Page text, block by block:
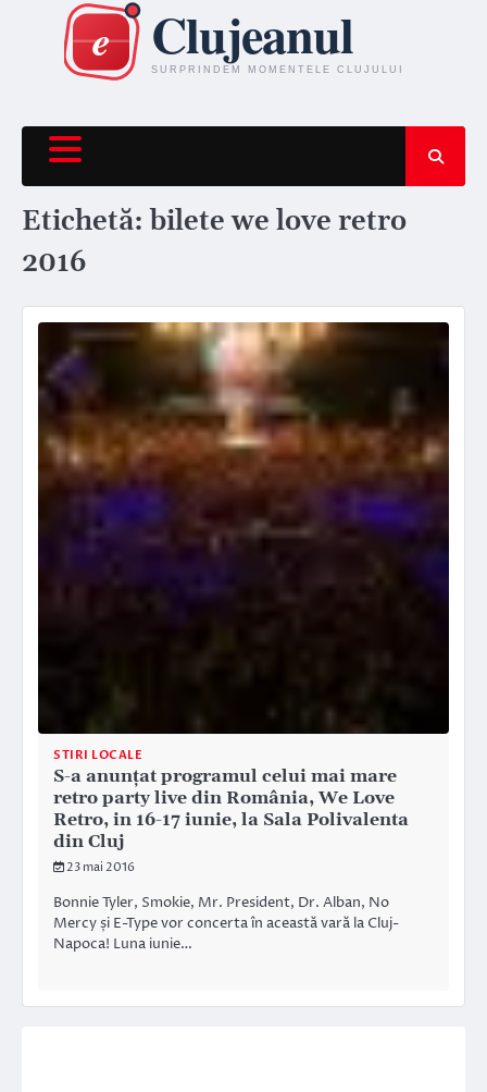
content
Etichetă:bilete we love retro
2016
STIRI LOCALE
S-a anunțat programul celui mai mare
retro party live din România, We Love
Retro, in 16-17 iunie, la Sala Polivalenta
din Cluj
23 mai 2016
Bonnie Tyler, Smokie, Mr. President, Dr. Alban, No
Mercy și E-Type vor concerta în această vară la Cluj-
Napoca! Luna iunie…